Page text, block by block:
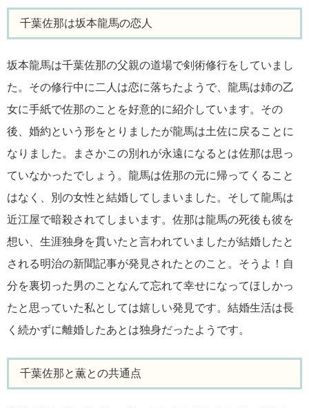
千葉佐那は坂本龍馬の恋人
坂本龍馬は千葉佐那の父親の道場で剣術修行をしていまし
た。その修行中に二人は恋に落ちたようで、龍馬は姉の乙
女に手紙で佐那のことを好意的に紹介しています。その
後、婚約という形をとりましたが龍馬は土佐に戻ることに
なりました。まさかこの別れが永遠になるとは佐那は思っ
ていなかったでしょう。龍馬は佐那の元に帰ってくること
はなく、別の女性と結婚してしまいました。そして龍馬は
近江屋で暗殺されてしまいます。佐那は龍馬の死後も彼を
想い、生涯独身を貫いたと言われていましたが結婚したと
される明治の新聞記事が発見されたとのこと。そうよ！自
分を裏切った男のことなんて忘れて幸せになってほしかっ
たと思っていた私としては嬉しい発見です。結婚生活は長
く続かずに離婚したあとは独身だったようです。
千葉佐那と薫との共通点